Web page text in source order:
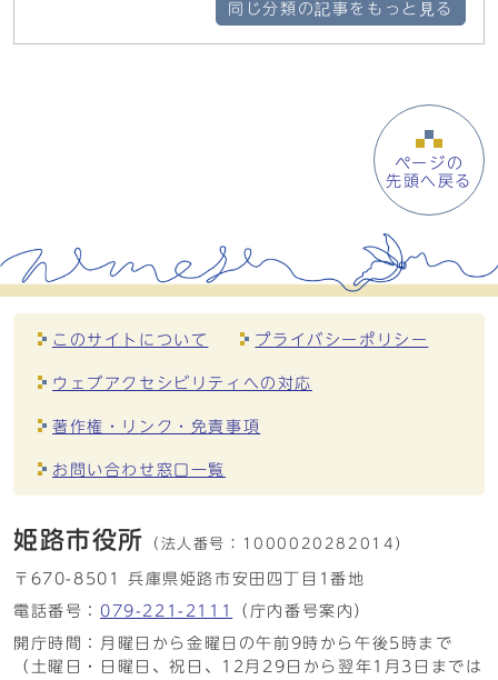
同じ分類の記事をもっと見る
ページの
先頭へ戻る
このサイトについて プライバシーポリシー
ウェブアクセシビリティへの対応
著作権・リンク・免責事項
お問い合わせ窓口一覧
姫路市役所 （法人番号： 1000020282014）
〒670-8501 兵庫県姫路市安田四丁目1番地
電話番号： 079-221-2111
（庁内番号案内）
開庁時間：月曜日から金曜日の午前9時から午後5時まで
（土曜日・日曜日、祝日、12月29日から翌年1月3日までは